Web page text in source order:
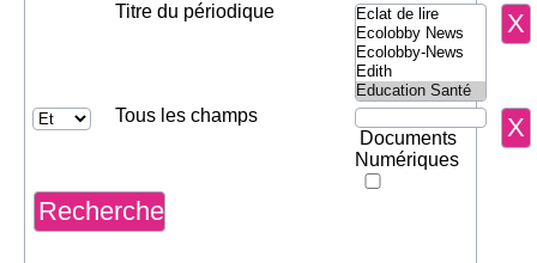
Titre du périodique
Tous les champs
Documents
Numériques